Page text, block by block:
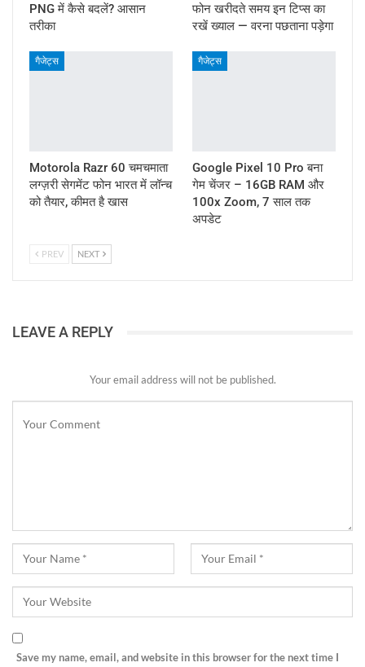
PNG में कैसे बदलें? आसान
तरीका
फोन खरीदते समय इन टिप्स का
रखें ख्याल — वरना पछताना पड़ेगा
गैजेट्स
Motorola Razr 60 चमचमाता
लग्ज़री सेगमेंट फोन भारत में लॉन्च
को तैयार, कीमत है खास
गैजेट्स
Google Pixel 10 Pro बना
गेम चेंजर – 16GB RAM और
100x Zoom, 7 साल तक
अपडेट
PREV NEXT
LEAVE A REPLY
Your email address will not be published.
Save my name, email, and website in this browser for the next time I